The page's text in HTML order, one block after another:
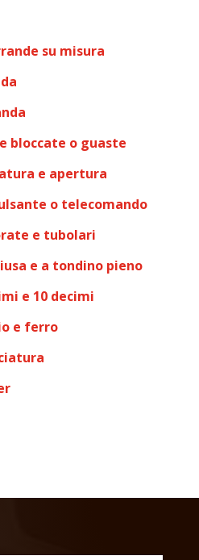
su misura
bloccate o guaste
e apertura
o telecomando
e tubolari
e a tondino pieno
e 10 decimi
e ferro